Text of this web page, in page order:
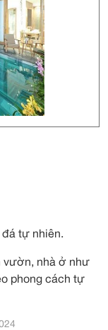
đá tự nhiên.
vườn, nhà ở như
phong cách tự